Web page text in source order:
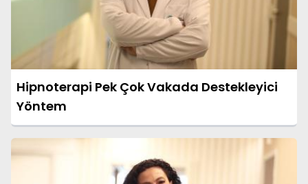
Hipnoterapi Pek Çok Vakada Destekleyici
Yöntem